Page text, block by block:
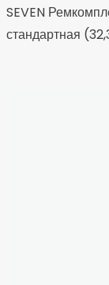
SEVEN
стандартная